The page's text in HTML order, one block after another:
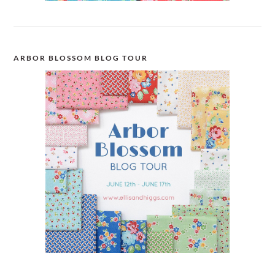
ARBOR BLOSSOM BLOG TOUR